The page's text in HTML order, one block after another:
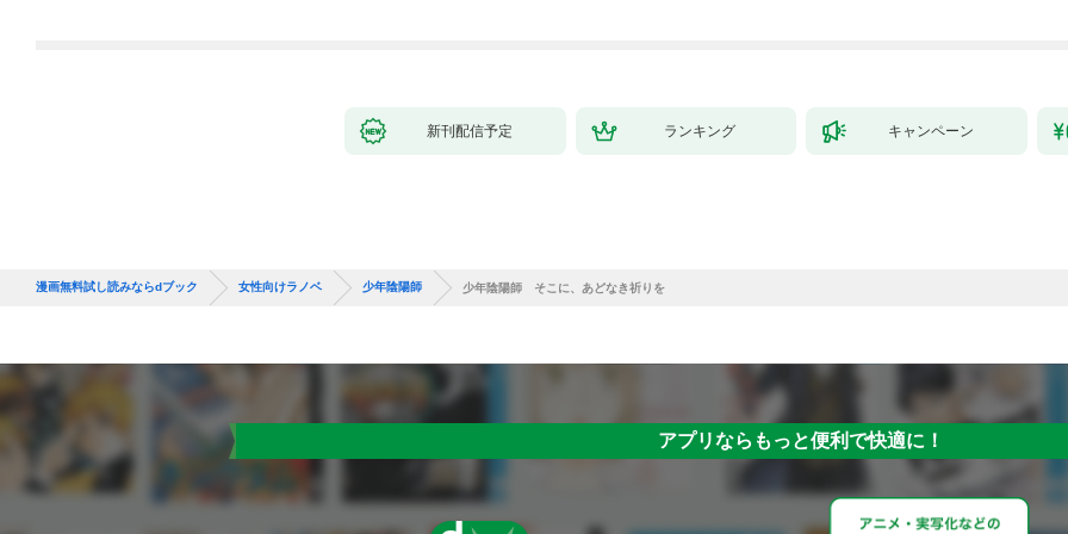
新刊配信予定 ランキング キャンペーン
漫画無料試し読みならdブック 女性向けラノベ 少年陰陽師 少年陰陽師 そこに、あどなき祈りを
アプリならもっと便利で快適に！